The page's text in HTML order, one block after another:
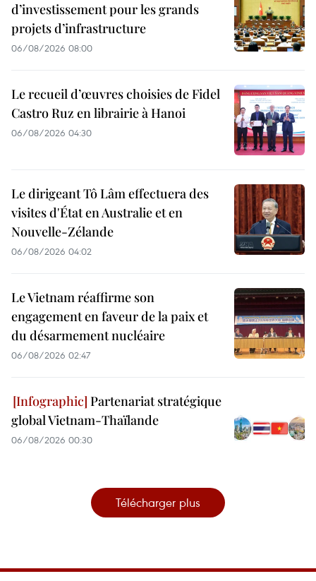
d’investissement pour les grands
projets d’infrastructure
06/08/2026 08:00
Le recueil d’œuvres choisies de Fidel
Castro Ruz en librairie à Hanoi
06/08/2026 04:30
Le dirigeant Tô Lâm effectuera des
visites d'État en Australie et en
Nouvelle-Zélande
06/08/2026 04:02
Le Vietnam réaffirme son
engagement en faveur de la paix et
du désarmement nucléaire
06/08/2026 02:47
Partenariat stratégique
global Vietnam-Thaïlande
06/08/2026 00:30
Télécharger plus